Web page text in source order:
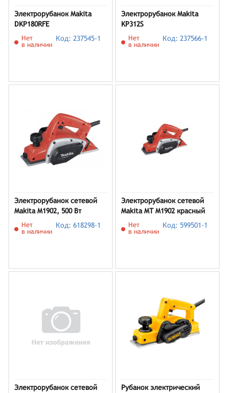
Электрорубанок Makita
DKP180RFE
Нет
в наличии
Код: 237545-1
Электрорубанок Makita
KP312S
Нет
в наличии
Код: 237566-1
Электрорубанок сетевой
Makita M1902, 500 Вт
Нет
в наличии
Код: 618298-1
Электрорубанок сетевой
Makita MT M1902 красный
Нет
в наличии
Код: 599501-1
Электрорубанок сетевой
Рубанок электрический